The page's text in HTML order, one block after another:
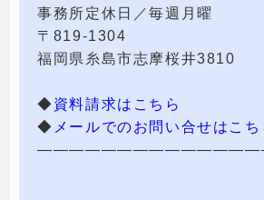
事務所定休日／毎週月曜
〒819-1304
福岡県糸島市志摩桜井3810
◆資料請求はこちら
◆ メールでのお問い合せはこち